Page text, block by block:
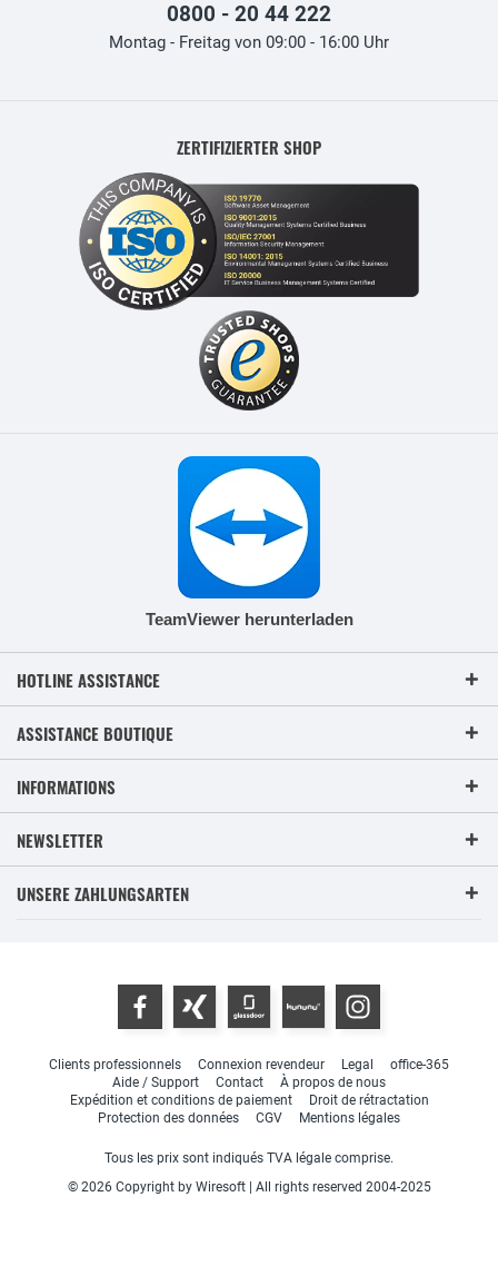
0800 - 20 44 222
Montag - Freitag von 09:00 - 16:00 Uhr
ZERTIFIZIERTER SHOP
TeamViewer herunterladen
HOTLINE ASSISTANCE
ASSISTANCE BOUTIQUE
INFORMATIONS
NEWSLETTER
UNSERE ZAHLUNGSARTEN
Clients professionnels Connexion revendeur Legal
office-365
Aide / Support
Contact
À propos de nous
Expédition et conditions de paiement
Droit de rétractation
Protection des données
CGV Mentions légales
Tous les prix sont indiqués TVA légale comprise.
© 2026 Copyright by Wiresoft | All rights reserved 2004-2025